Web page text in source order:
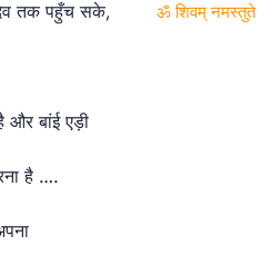
तक पहुँच सके,
बांई एड़ी
है ….